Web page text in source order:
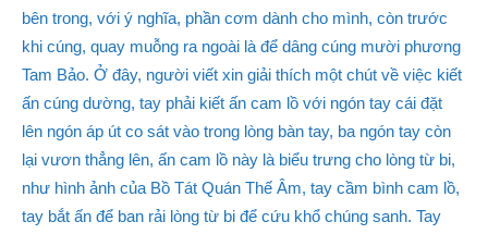
bên trong, với ý nghĩa, phần cơm dành cho mình, còn trước
khi cúng, quay muỗng ra ngoài là để dâng cúng mười phương
Tam Bảo. Ở đây, người viết xin giải thích một chút về việc kiết
ấn cúng dường, tay phải kiết ấn cam lồ với ngón tay cái đặt
lên ngón áp út co sát vào trong lòng bàn tay, ba ngón tay còn
lại vươn thẳng lên, ấn cam lồ này là biểu trưng cho lòng từ bi,
như hình ảnh của Bồ Tát Quán Thế Âm, tay cầm bình cam lồ,
tay bắt ấn để ban rải lòng từ bi để cứu khổ chúng sanh. Tay